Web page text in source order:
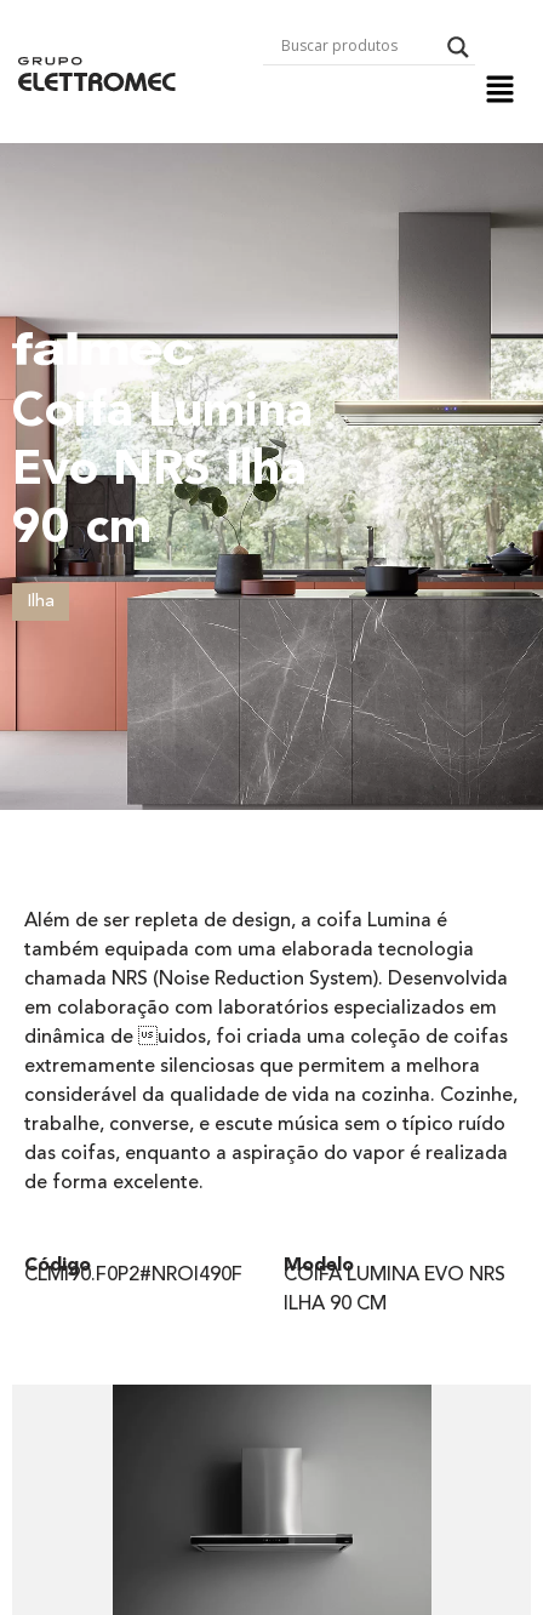
Coifa Lumina
Evo NRS Ilha
90 cm
Ilha
Além de ser repleta de design, a coifa Lumina é
também equipada com uma elaborada tecnologia
chamada NRS (Noise Reduction System). Desenvolvida
em colaboração com laboratórios especializados em
dinâmica de uidos, foi criada uma coleção de coifas
extremamente silenciosas que permitem a melhora
considerável da qualidade de vida na cozinha. Cozinhe,
trabalhe, converse, e escute música sem o típico ruído
das coifas, enquanto a aspiração do vapor é realizada
de forma excelente.
Código
CLMI90.F0P2#NROI490F Modelo
COIFA LUMINA EVO NRS
ILHA 90 CM